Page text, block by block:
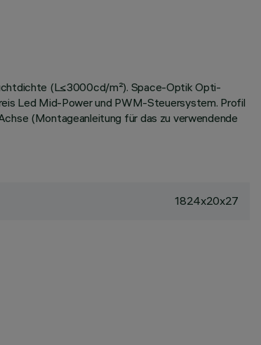
(L≤3000cd/m²). Space-Optik Opti-
Led Mid-Power und PWM-Steuersystem. Profil
(Montageanleitung für das zu verwendende
1824x20x27